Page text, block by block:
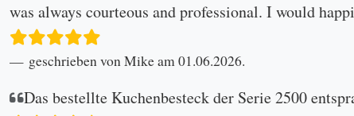
was always courteous and professional. I would
geschrieben von Mike am 01.06.2026.
Das bestellte Kuchenbesteck der Serie 2500